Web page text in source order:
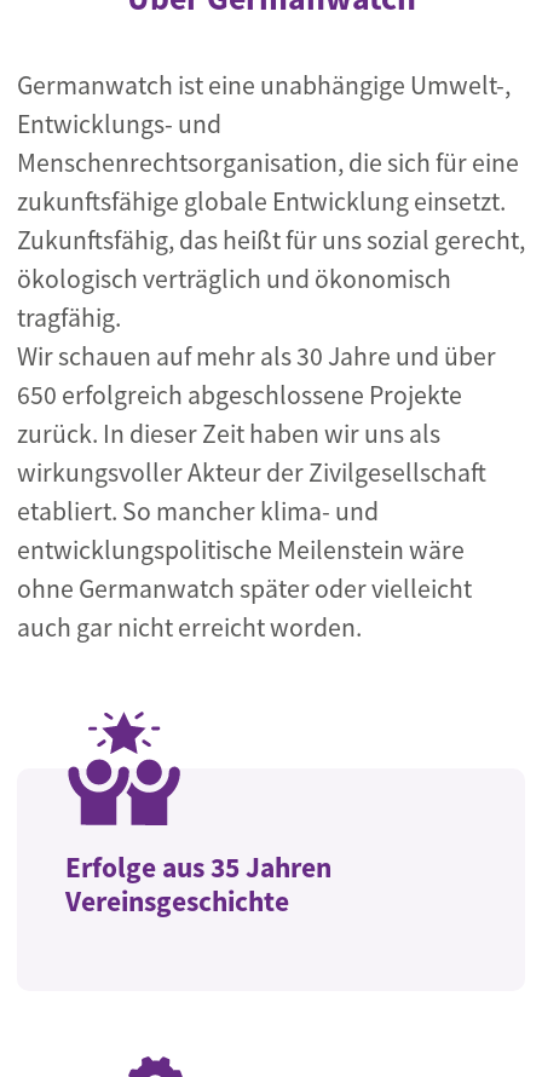
Germanwatch ist eine unabhängige Umwelt-,
Entwicklungs- und
Menschenrechtsorganisation, die sich für eine
zukunftsfähige globale Entwicklung einsetzt.
Zukunftsfähig, das heißt für uns sozial gerecht,
ökologisch verträglich und ökonomisch
tragfähig.
Wir schauen auf mehr als 30 Jahre und über
650 erfolgreich abgeschlossene Projekte
zurück. In dieser Zeit haben wir uns als
wirkungsvoller Akteur der Zivilgesellschaft
etabliert. So mancher klima- und
entwicklungspolitische Meilenstein wäre
ohne Germanwatch später oder vielleicht
auch gar nicht erreicht worden.
Erfolge aus 35 Jahren
Vereinsgeschichte